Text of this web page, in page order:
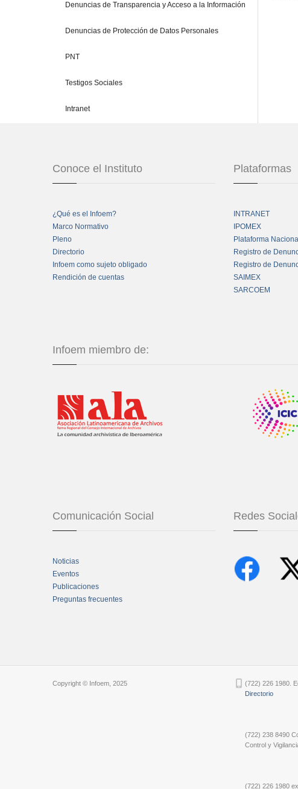
Denuncias de Transparencia y Acceso a la Información
Denuncias de Protección de Datos Personales
PNT
Testigos Sociales
Intranet
Conoce el Instituto
¿Qué es el Infoem?
Marco Normativo
Pleno
Directorio
Infoem como sujeto obligado
Rendición de cuentas
Plataformas
INTRANET
IPOMEX
Plataforma
Registro de
Registro de
SAIMEX
SARCOEM
Infoem miembro de:
Comunicación Social
Noticias
Eventos
Publicaciones
Preguntas frecuentes
Redes
Copyright © Infoem, 2025
(722) 226 1980.
Directorio
(722) 238 8490
Control y
(722) 226 1980